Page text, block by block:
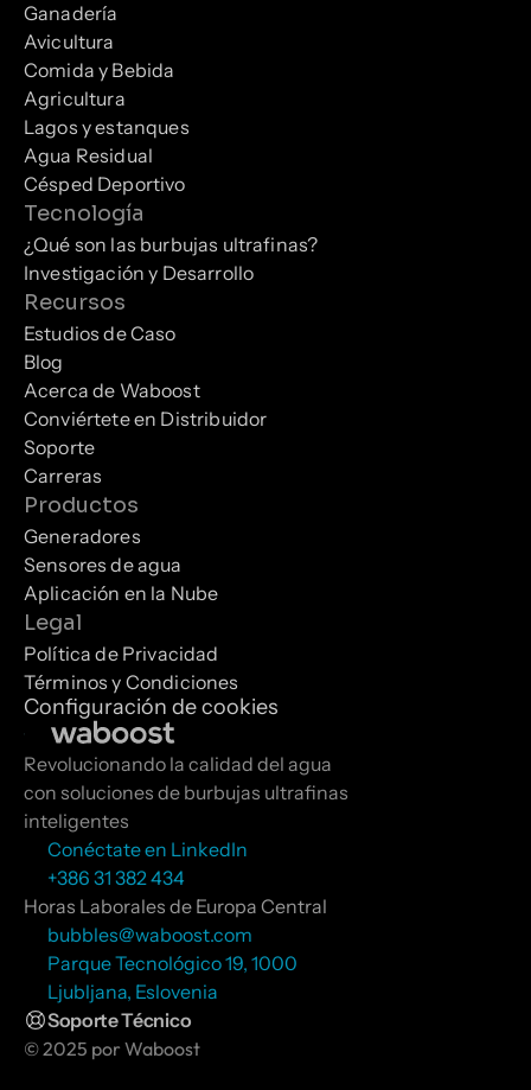
Revolucionando la calidad del agua
con soluciones de burbujas ultrafinas
inteligentes
Conéctate en LinkedIn
+386 31 382 434
Horas Laborales de Europa Central
bubbles@waboost.com
Parque Tecnológico 19, 1000
Ljubljana, Eslovenia
Soporte Técnico
© 2025 por Waboost
Ganadería
Avicultura
Comida y Bebida
Agricultura
Lagos y estanques
Agua Residual
Césped Deportivo
Tecnología
¿Qué son las burbujas ultrafinas?
Investigación y Desarrollo
Recursos
Estudios de Caso
Blog
Acerca de Waboost
Conviértete en Distribuidor
Soporte
Carreras
Productos
Generadores
Sensores de agua
Aplicación en la Nube
Legal
Política de Privacidad
Términos y Condiciones
Configuración de cookies